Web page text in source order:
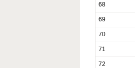
68
69
70
71
72